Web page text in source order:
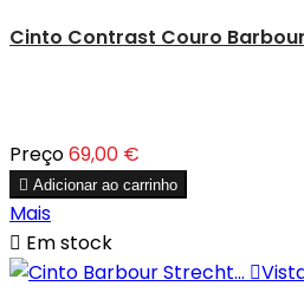
Cinto Contrast Couro Barbour
Preço69,00 €
 Adicionar ao carrinho
Mais
 Em stock
